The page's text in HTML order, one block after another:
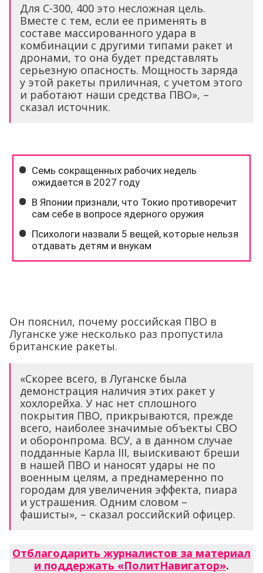
Для С-300, 400 это несложная цель.
Вместе с тем, если ее применять в
составе массированного удара в
комбинации с другими типами ракет и
дронами, то она будет представлять
серьезную опасность. Мощность заряда
у этой ракеты приличная, с учетом этого
и работают наши средства ПВО», –
сказал источник.
Он пояснил, почему российская ПВО в
Луганске уже несколько раз пропустила
британские ракеты.
«Скорее всего, в Луганске была
демонстрация наличия этих ракет у
хохлорейха. У нас нет сплошного
покрытия ПВО, прикрываются, прежде
всего, наиболее значимые объекты СВО
и оборонпрома. ВСУ, а в данном случае
подданные Карла III, выискивают бреши
в нашей ПВО и наносят удары не по
военным целям, а преднамеренно по
городам для увеличения эффекта, пиара
и устрашения. Одним словом –
фашисты», – сказал российский офицер.
Отблагодарить журналистов за материал
и поддержать «ПолитНавигатор».